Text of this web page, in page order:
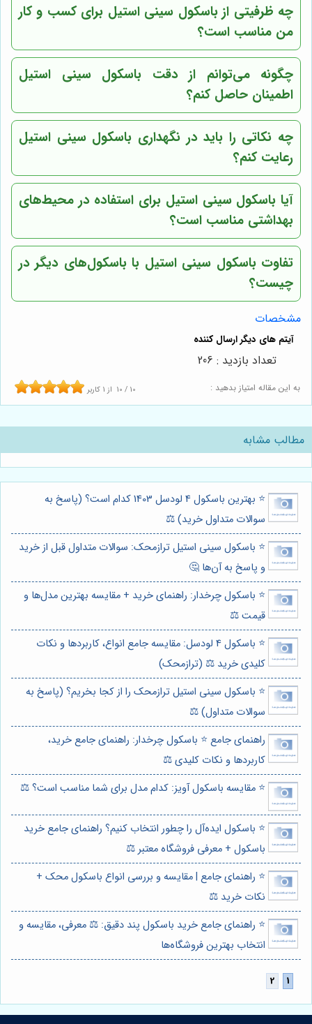
چه ظرفیتی از باسکول سینی استیل برای کسب و کار
من مناسب است؟
چگونه می‌توانم از دقت باسکول سینی استیل
اطمینان حاصل کنم؟
چه نکاتی را باید در نگهداری باسکول سینی استیل
رعایت کنم؟
آیا باسکول سینی استیل برای استفاده در محیط‌های
بهداشتی مناسب است؟
تفاوت باسکول سینی استیل با باسکول‌های دیگر در
چیست؟
مشخصات
به این مقاله امتیاز بدهید : 10 / 10 از 1 کاربر
تعداد بازدید : 206
مطالب مشابه
⭐️ بهترین باسکول 4 لودسل 1403 کدام است؟ (پاسخ به
سوالات متداول خرید) ⚖️
⭐️ باسکول سینی استیل ترازمحک: سوالات متداول قبل از خرید
و پاسخ به آن‌ها 🤔
⭐️ باسکول چرخدار: راهنمای خرید + مقایسه بهترین مدل‌ها و
قیمت ⚖️
⭐️ باسکول 4 لودسل: مقایسه جامع انواع، کاربردها و نکات
کلیدی خرید ⚖️ (ترازمحک)
⭐️ باسکول سینی استیل ترازمحک را از کجا بخریم؟ (پاسخ به
سوالات متداول) ⚖️
راهنمای جامع ⭐️ باسکول چرخدار: راهنمای جامع خرید،
کاربردها و نکات کلیدی ⚖️
⭐️ مقایسه باسکول آویز: کدام مدل برای شما مناسب است؟ ⚖️
⭐️ باسکول ایده‌آل را چطور انتخاب کنیم؟ راهنمای جامع خرید
باسکول + معرفی فروشگاه معتبر ⚖️
⭐️ راهنمای جامع | مقایسه و بررسی انواع باسکول محک +
نکات خرید ⚖️
⭐️ راهنمای جامع خرید باسکول پند دقیق: ⚖️ معرفی، مقایسه و
انتخاب بهترین فروشگاه‌ها